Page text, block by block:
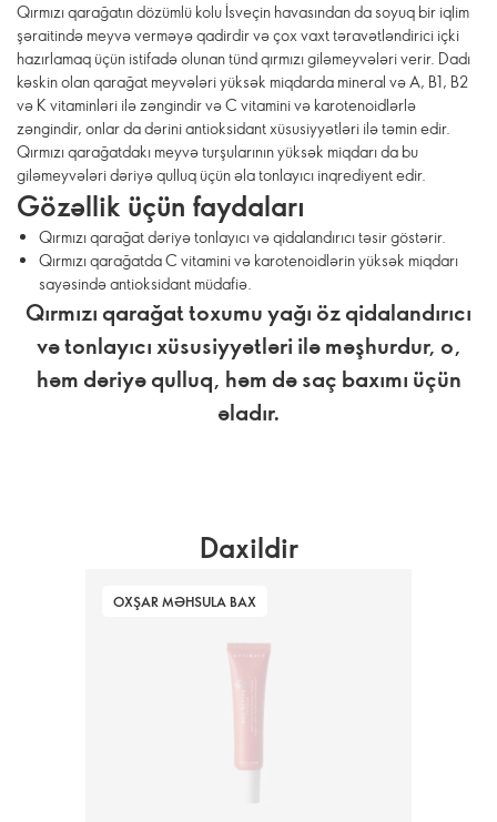
Qırmızı qarağatın dözümlü kolu İsveçin havasından da soyuq bir iqlim
şəraitində meyvə verməyə qadirdir və çox vaxt təravətləndirici içki
hazırlamaq üçün istifadə olunan tünd qırmızı giləmeyvələri verir. Dadı
kəskin olan qarağat meyvələri yüksək miqdarda mineral və A, B1, B2
və K vitaminləri ilə zəngindir və C vitamini və karotenoidlərlə
zəngindir, onlar da dərini antioksidant xüsusiyyətləri ilə təmin edir.
Qırmızı qarağatdakı meyvə turşularının yüksək miqdarı da bu
giləmeyvələri dəriyə qulluq üçün əla tonlayıcı inqrediyent edir.
Gözəllik üçün faydaları
Qırmızı qarağat dəriyə tonlayıcı və qidalandırıcı təsir göstərir.
Qırmızı qarağatda C vitamini və karotenoidlərin yüksək miqdarı
sayəsində antioksidant müdafiə.
Qırmızı qarağat toxumu yağı öz qidalandırıcı
və tonlayıcı xüsusiyyətləri ilə məşhurdur, o,
həm dəriyə qulluq, həm də saç baxımı üçün
əladır.
Daxildir
OXŞAR MƏHSULA BAX